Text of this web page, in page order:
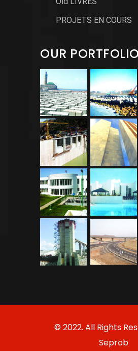
PROJETS EN COURS
OUR PORTFOLIO
© 2022. All Rights
Seprob